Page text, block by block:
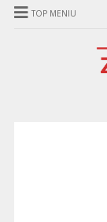
TOP MENIU